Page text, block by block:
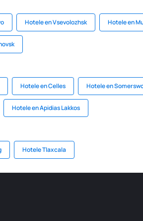
Hotele en Vsevolozhsk Hotele en
Hotele en Celles Hotele en
Hotele en Apidias Lakkos
Hotele Tlaxcala